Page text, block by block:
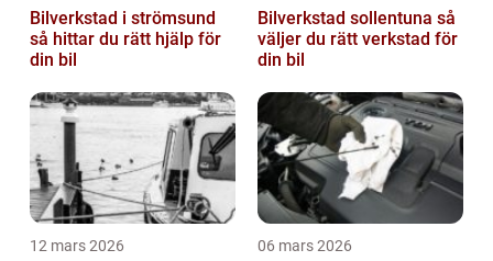
Bilverkstad i strömsund
så hittar du rätt hjälp för
din bil
Bilverkstad sollentuna så
väljer du rätt verkstad för
din bil
12 mars 2026 06 mars 2026